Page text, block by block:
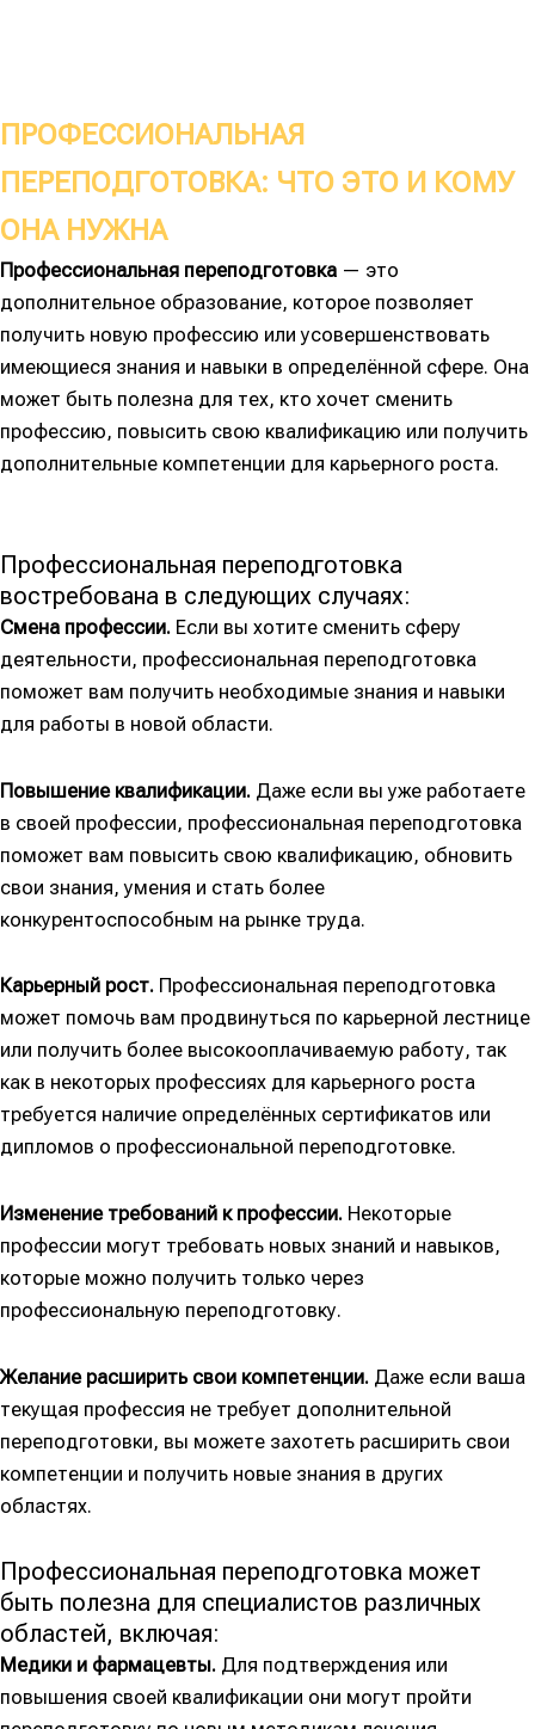
ПРОФЕССИОНАЛЬНАЯ
ПЕРЕПОДГОТОВКА: ЧТО ЭТО И КОМУ
ОНА НУЖНА
Профессиональная переподготовка — это
дополнительное образование, которое позволяет
получить новую профессию или усовершенствовать
имеющиеся знания и навыки в определённой сфере. Она
может быть полезна для тех, кто хочет сменить
профессию, повысить свою квалификацию или получить
дополнительные компетенции для карьерного роста.
Профессиональная переподготовка
востребована в следующих случаях:
Смена профессии. Если вы хотите сменить сферу
деятельности, профессиональная переподготовка
поможет вам получить необходимые знания и навыки
для работы в новой области.
Повышение квалификации. Даже если вы уже работаете
в своей профессии, профессиональная переподготовка
поможет вам повысить свою квалификацию, обновить
свои знания, умения и стать более
конкурентоспособным на рынке труда.
Карьерный рост. Профессиональная переподготовка
может помочь вам продвинуться по карьерной лестнице
или получить более высокооплачиваемую работу, так
как в некоторых профессиях для карьерного роста
требуется наличие определённых сертификатов или
дипломов о профессиональной переподготовке.
Изменение требований к профессии. Некоторые
профессии могут требовать новых знаний и навыков,
которые можно получить только через
профессиональную переподготовку.
Желание расширить свои компетенции. Даже если ваша
текущая профессия не требует дополнительной
переподготовки, вы можете захотеть расширить свои
компетенции и получить новые знания в других
областях.
Профессиональная переподготовка может
быть полезна для специалистов различных
областей, включая:
Медики и фармацевты. Для подтверждения или
повышения своей квалификации они могут пройти